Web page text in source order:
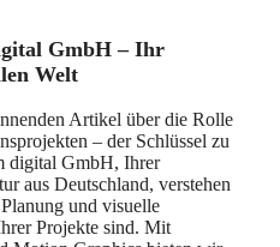
GmbH – Ihr
Welt
Artikel über die Rolle
– der Schlüssel zu
digital GmbH, Ihrer
aus Deutschland, verstehen
und visuelle
Projekte sind. Mit